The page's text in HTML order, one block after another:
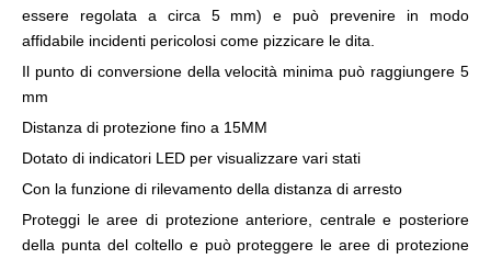
essere regolata a circa 5 mm) e può prevenire in modo
affidabile incidenti pericolosi come pizzicare le dita.
Il punto di conversione della velocità minima può raggiungere 5
mm
Distanza di protezione fino a 15MM
Dotato di indicatori LED per visualizzare vari stati
Con la funzione di rilevamento della distanza di arresto
Proteggi le aree di protezione anteriore, centrale e posteriore
della punta del coltello e può proteggere le aree di protezione